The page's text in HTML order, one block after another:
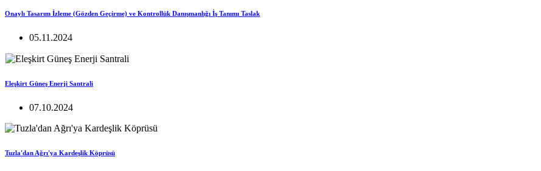
Onaylı Tasarım İzleme (Gözden Geçirme) ve Kontrollük Danışmanlığı İş Tanımı Taslak
05.11.2024
Eleşkirt Güneş Enerji Santrali
07.10.2024
Tuzla'dan Ağrı'ya Kardeşlik Köprüsü